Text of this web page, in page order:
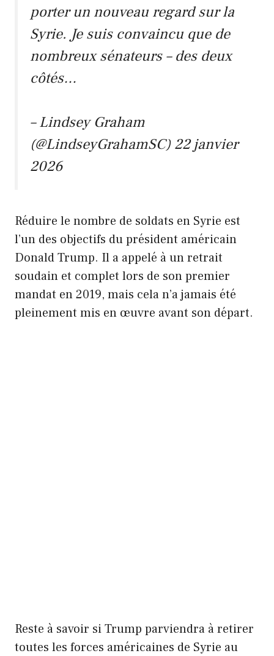
porter un nouveau regard sur la
Syrie. Je suis convaincu que de
nombreux sénateurs – des deux
côtés…
– Lindsey Graham
(@LindseyGrahamSC)22 janvier
2026
Réduire le nombre de soldats en Syrie est
l’un des objectifs du président américain
Donald Trump. Il a appelé à un retrait
soudain et complet lors de son premier
mandat en 2019, mais cela n’a jamais été
pleinement mis en œuvre avant son départ.
Reste à savoir si Trump parviendra à retirer
toutes les forces américaines de Syrie au